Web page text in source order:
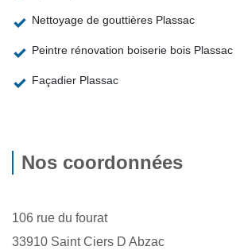
Nettoyage de gouttières Plassac
Peintre rénovation boiserie bois Plassac
Façadier Plassac
Nos coordonnées
106 rue du fourat
33910 Saint Ciers D Abzac